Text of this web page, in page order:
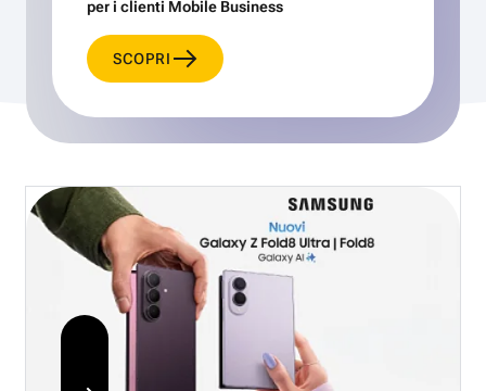
per i clienti Mobile Business
SCOPRI